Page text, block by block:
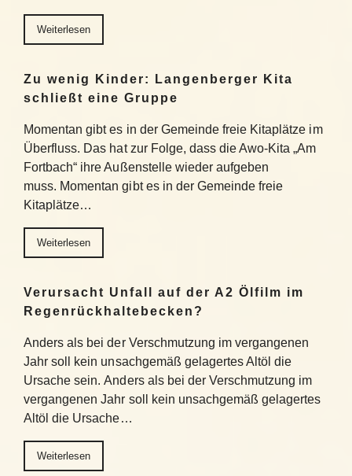
Weiterlesen
Zu wenig Kinder: Langenberger Kita
schließt eine Gruppe
Momentan gibt es in der Gemeinde freie Kitaplätze im
Überfluss. Das hat zur Folge, dass die Awo-Kita „Am
Fortbach“ ihre Außenstelle wieder aufgeben
muss. Momentan gibt es in der Gemeinde freie
Kitaplätze…
Weiterlesen
Verursacht Unfall auf der A2 Ölfilm im
Regenrückhaltebecken?
Anders als bei der Verschmutzung im vergangenen
Jahr soll kein unsachgemäß gelagertes Altöl die
Ursache sein. Anders als bei der Verschmutzung im
vergangenen Jahr soll kein unsachgemäß gelagertes
Altöl die Ursache…
Weiterlesen